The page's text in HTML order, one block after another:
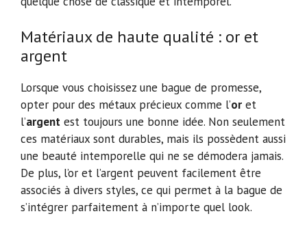
Matériaux de haute qualité : or et
argent
Lorsque vous choisissez une bague de promesse,
opter pour des métaux précieux comme l’or et
l’argent est toujours une bonne idée. Non seulement
ces matériaux sont durables, mais ils possèdent aussi
une beauté intemporelle qui ne se démodera jamais.
De plus, l’or et l’argent peuvent facilement être
associés à divers styles, ce qui permet à la bague de
s’intégrer parfaitement à n’importe quel look.